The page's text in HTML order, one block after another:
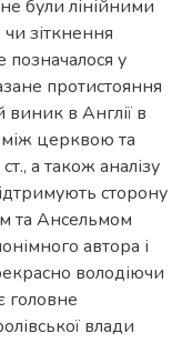
були лінійними
зіткнення
позначалося у
протистояння
виник в Англії в
між церквою та
а також аналізу
сторону
та Ансельмом
автора і
володіючи
головне
влади